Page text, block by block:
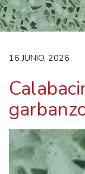
16 JUNIO, 2026